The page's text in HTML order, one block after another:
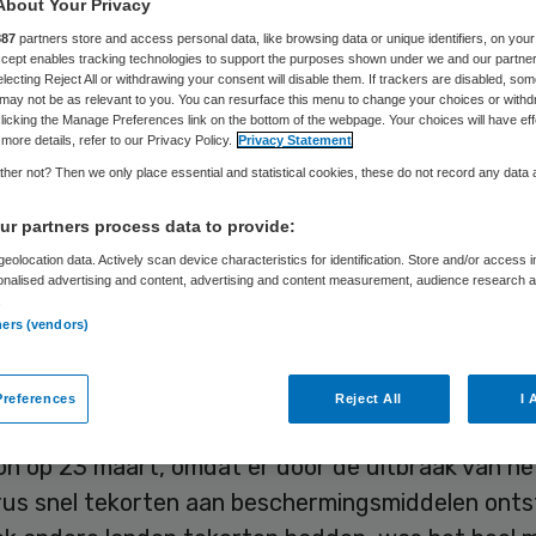
Sytse Wilman
genoeg mondkapjes beschikbaar voor
die daarvoor in aanmerking komen. Dat
Rob van der Kolk van het Landelijk Consortium
(LCH) donderdag tijdens een briefing in de
riep zorginstanties en -verleners op spullen te
nodig hebben.
beschermingsmiddelen zoals mondkapjes,
jassen en schorten en handschoenen
op 23 maart, omdat er door de uitbraak van
snel tekorten aan beschermingsmiddelen
Your Privacy
partners store and access personal data, like browsing data or unique identifiers, on your
enables tracking technologies to support the purposes shown under we and our
Reject All or withdrawing your consent will disable them. If trackers are disabled,
not be as relevant to you. You can resurface this menu to change your choices or
the Manage Preferences link on the bottom of the webpage. Your choices will have
details, refer to our Privacy Policy. Privacy Statement
not? Then we only place essential and statistical cookies, these do not record any data
partners process data to provide:
data. Actively scan device characteristics for identification. Store and/or access
advertising and content, advertising and content measurement, audience research
(vendors)
Reject All I